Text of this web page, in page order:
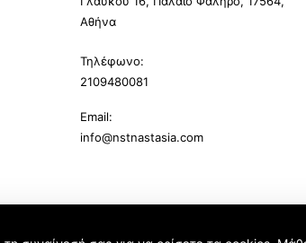
Αθήνα
Τηλέφωνο:
2109480081
Email:
info@nstnastasia.com